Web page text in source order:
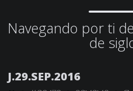
Navegando por ti
de
J.29.SEP.2016